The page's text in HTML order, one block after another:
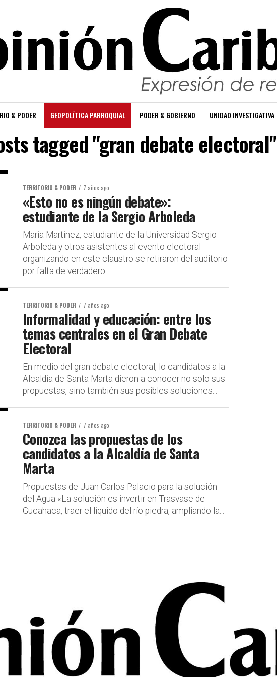
& PODER GEOPOLÍTICA PARROQUIAL PODER & GOBIERNO UNIDAD INVESTIGATIVA
tagged "gran debate electoral"
TERRITORIO & PODER 7 años ago
«Esto no es ningún debate»:
estudiante de la Sergio Arboleda
María Martínez, estudiante de la Universidad Sergio
Arboleda y otros asistentes al evento electoral
organizando en este claustro se retiraron del auditorio
por falta de verdadero...
TERRITORIO & PODER 7 años ago
Informalidad y educación: entre los
temas centrales en el Gran Debate
Electoral
En medio del gran debate electoral, lo candidatos a la
Alcaldía de Santa Marta dieron a conocer no solo sus
propuestas, sino también sus posibles soluciones...
TERRITORIO & PODER 7 años ago
Conozca las propuestas de los
candidatos a la Alcaldía de Santa
Marta
Propuestas de Juan Carlos Palacio para la solución
del Agua «La solución es invertir en Trasvase de
Gucahaca, traer el líquido del río piedra, ampliando la...